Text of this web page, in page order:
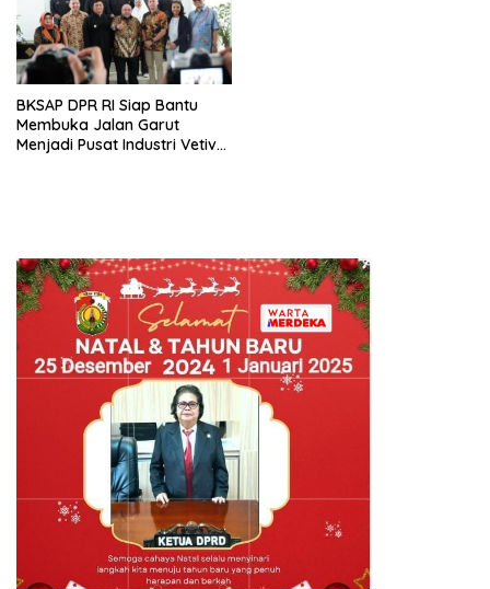
BKSAP DPR RI Siap Bantu
Membuka Jalan Garut
Menjadi Pusat Industri Vetiver